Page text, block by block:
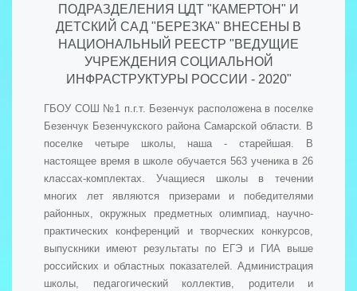
ПОДРАЗДЕЛЕНИЯ ЦДТ "КАМЕРТОН" И
ДЕТСКИЙ САД "БЕРЕЗКА" ВНЕСЕНЫ В
НАЦИОНАЛЬНЫЙ РЕЕСТР "ВЕДУЩИЕ
УЧРЕЖДЕНИЯ СОЦИАЛЬНОЙ
ИНФРАСТРУКТУРЫ РОССИИ - 2020"
ГБОУ СОШ №1 п.г.т. Безенчук расположена в поселке
Безенчук Безенчукского района Самарской области. В
поселке четыре школы, наша - старейшая. В
настоящее время в школе обучается 563 ученика в 26
классах-комплектах. Учащиеся школы в течении
многих лет являются призерами и победителями
районных, окружных предметных олимпиад, научно-
практических конференций и творческих конкурсов,
выпускники имеют результаты по ЕГЭ и ГИА выше
российских и областных показателей. Администрация
школы, педагогический коллектив, родители и